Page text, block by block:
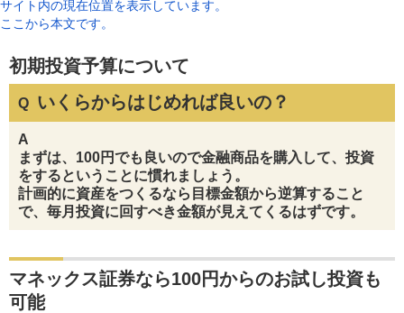
サイト内の現在位置を表示しています。
ここから本文です。
初期投資予算について
Q いくらからはじめれば良いの？
A
まずは、100円でも良いので金融商品を購入して、投資
をするということに慣れましょう。
計画的に資産をつくるなら目標金額から逆算すること
で、毎月投資に回すべき金額が見えてくるはずです。
マネックス証券なら100円からのお試し投資も
可能